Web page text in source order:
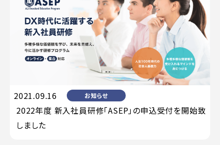
2021.09.16 お知らせ
2022年度 新入社員研修「ASEP」の申込受付を開始致
しました